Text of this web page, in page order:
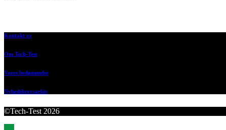
Kontakt os
Om Tech-Test
Vores bedømmelse
Nyhedsbrevsarkiv
©Tech-Test 2026